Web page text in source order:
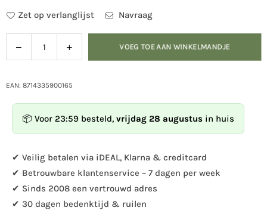
Zet op verlanglijst Navraag
Hoeveelheid
Verlaag
de
voor
Nestkast
Little
26
mm
Verhoog
de
voor
Little
mm
VOEG TOE AAN WINKELMANDJE
EAN: 8714335900165
📦 Voor 23:59 besteld, vrijdag 28 augustus in huis
✔ Veilig betalen via iDEAL, Klarna & creditcard
✔ Betrouwbare klantenservice – 7 dagen per week
✔ Sinds 2008 een vertrouwd adres
✔ 30 dagen bedenktijd & ruilen